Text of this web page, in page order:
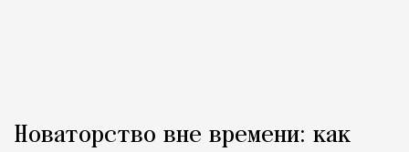
Новаторство вне времени: как